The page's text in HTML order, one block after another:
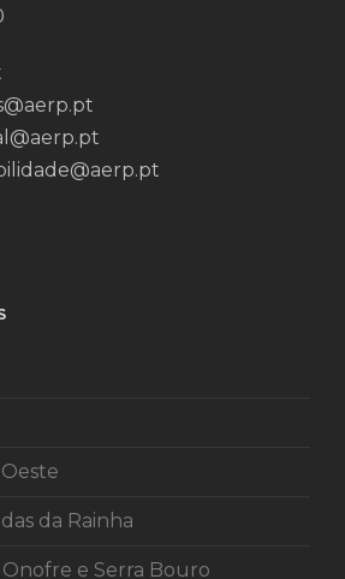
da Rainha
e Serra Bouro